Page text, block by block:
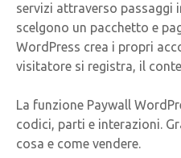
servizi attraverso
scelgono un pacchetto e
WordPress crea i propri
visitatore si registra, il
La funzione Paywall
codici, parti e interazioni.
cosa e come vendere.